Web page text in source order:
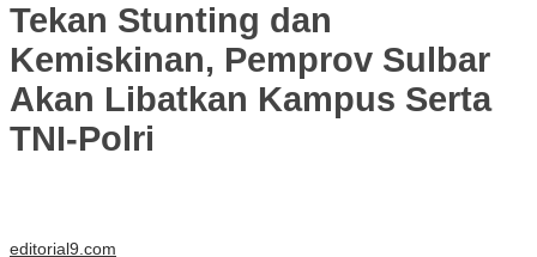
Tekan Stunting dan
Kemiskinan, Pemprov Sulbar
Akan Libatkan Kampus Serta
TNI-Polri
editorial9.com